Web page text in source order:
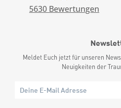
5630 Bewertungen
Meldet Euch jetzt für unseren
Neuigkeiten der